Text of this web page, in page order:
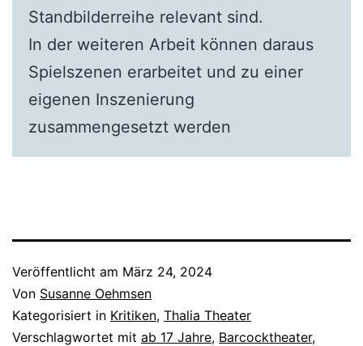
Standbilderreihe relevant sind.
In der weiteren Arbeit können daraus
Spielszenen erarbeitet und zu einer
eigenen Inszenierung
zusammengesetzt werden
Veröffentlicht am März 24, 2024
Von Susanne Oehmsen
Kategorisiert in Kritiken, Thalia Theater
Verschlagwortet mit ab 17 Jahre, Barcocktheater,